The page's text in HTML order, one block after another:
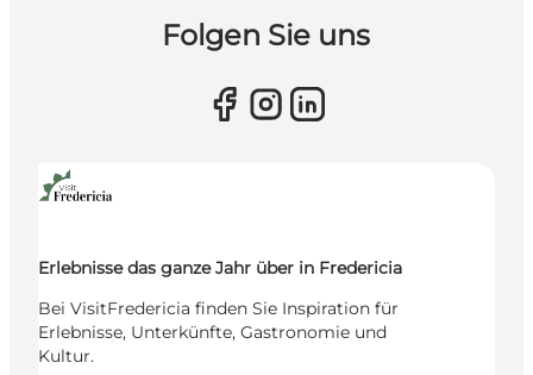
Folgen Sie uns
Erlebnisse das ganze Jahr über in Fredericia
Bei VisitFredericia finden Sie Inspiration für
Erlebnisse, Unterkünfte, Gastronomie und
Kultur.